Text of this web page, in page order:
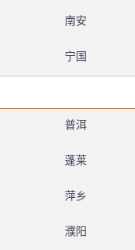
南安
宁国
普洱
蓬莱
萍乡
濮阳